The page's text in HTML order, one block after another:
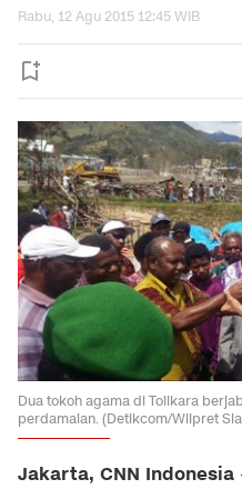
Rabu, 12 Agu 2015 12:45 WIB
Dua tokoh agama di Tolikara
perdamaian. (Detikcom/Wilpret
Jakarta, CNN Indonesia